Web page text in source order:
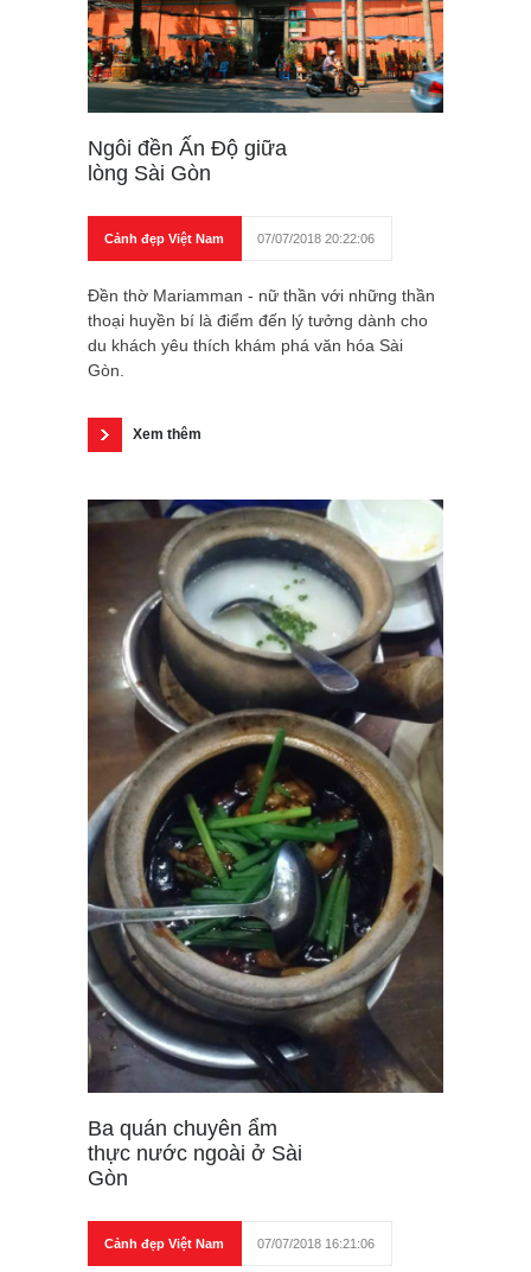
Ngôi đền Ấn Độ giữa
lòng Sài Gòn
Cảnh đẹp Việt Nam 07/07/2018 20:22:06
Đền thờ Mariamman - nữ thần với những thần
thoại huyền bí là điểm đến lý tưởng dành cho
du khách yêu thích khám phá văn hóa Sài
Gòn.
Xem thêm
Ba quán chuyên ẩm
thực nước ngoài ở Sài
Gòn
Cảnh đẹp Việt Nam 07/07/2018 16:21:06